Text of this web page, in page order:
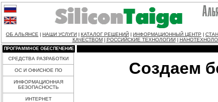
ОБ АЛЬЯНСЕ НАШИ УСЛУГИ КАТАЛОГ РЕШЕНИЙ ИНФОРМАЦИОННЫЙ ЦЕНТР
КАЧЕСТВОМ
РОССИЙСКИЕ ТЕХНОЛОГИИ
ПРОГРАММНОЕ ОБЕСПЕЧЕНИЕ
СРЕДСТВА РАЗРАБОТКИ
ОС И ОФИСНОЕ ПО
ИНФОРМАЦИОННАЯ
БЕЗОПАСНОСТЬ
ИНТЕРНЕТ
Создаем